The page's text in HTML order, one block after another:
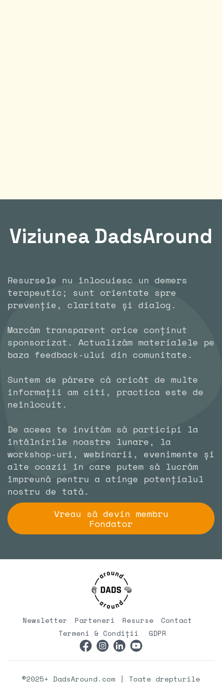
Viziunea DadsAround
Resursele nu înlocuiesc un demers
terapeutic; sunt orientate spre
prevenție, claritate și dialog.
Marcăm transparent orice conținut
sponsorizat. Actualizăm materialele pe
baza feedback-ului din comunitate.
Suntem de părere că oricât de multe
informații am citi, practica este de
neînlocuit.
De aceea te invităm să participi la
întâlnirile noastre lunare, la
workshop-uri, webinarii, evenimente și
alte ocazii în care putem să lucrăm
împreună pentru a atinge potențialul
nostru de tată.
Vreau să devin membru
Fondator
Newsletter Parteneri Resurse
Contact
Termeni & Condiții
GDPR
©2025+ DadsAround.com | Toate drepturile